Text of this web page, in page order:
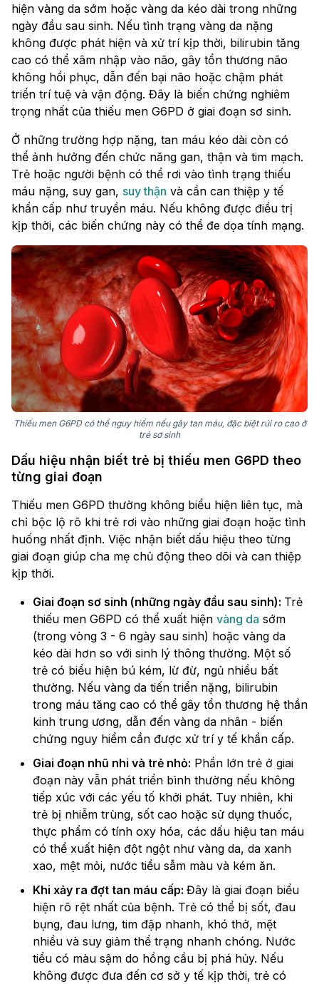
hiện vàng da sớm hoặc vàng da kéo dài trong những
ngày đầu sau sinh. Nếu tình trạng vàng da nặng
không được phát hiện và xử trí kịp thời, bilirubin tăng
cao có thể xâm nhập vào não, gây tổn thương não
không hồi phục, dẫn đến bại não hoặc chậm phát
triển trí tuệ và vận động. Đây là biến chứng nghiêm
trọng nhất của thiếu men G6PD ở giai đoạn sơ sinh.
Ở những trường hợp nặng, tan máu kéo dài còn có
thể ảnh hưởng đến chức năng gan, thận và tim mạch.
Trẻ hoặc người bệnh có thể rơi vào tình trạng thiếu
máu nặng, suy gan, suy thận và cần can thiệp y tế
khẩn cấp như truyền máu. Nếu không được điều trị
kịp thời, các biến chứng này có thể đe dọa tính mạng.
Thiếu men G6PD có thể nguy hiểm nếu gây tan máu, đặc biệt rủi ro cao ở
trẻ sơ sinh
Dấu hiệu nhận biết trẻ bị thiếu men G6PD theo
từng giai đoạn
Thiếu men G6PD thường không biểu hiện liên tục, mà
chỉ bộc lộ rõ khi trẻ rơi vào những giai đoạn hoặc tình
huống nhất định. Việc nhận biết dấu hiệu theo từng
giai đoạn giúp cha mẹ chủ động theo dõi và can thiệp
kịp thời.
Giai đoạn sơ sinh (những ngày đầu sau sinh): Trẻ
thiếu men G6PD có thể xuất hiện vàng da sớm
(trong vòng 3 - 6 ngày sau sinh) hoặc vàng da
kéo dài hơn so với sinh lý thông thường. Một số
trẻ có biểu hiện bú kém, lừ đừ, ngủ nhiều bất
thường. Nếu vàng da tiến triển nặng, bilirubin
trong máu tăng cao có thể gây tổn thương hệ thần
kinh trung ương, dẫn đến vàng da nhân - biến
chứng nguy hiểm cần được xử trí y tế khẩn cấp.
Giai đoạn nhũ nhi và trẻ nhỏ: Phần lớn trẻ ở giai
đoạn này vẫn phát triển bình thường nếu không
tiếp xúc với các yếu tố khởi phát. Tuy nhiên, khi
trẻ bị nhiễm trùng, sốt cao hoặc sử dụng thuốc,
thực phẩm có tính oxy hóa, các dấu hiệu tan máu
có thể xuất hiện đột ngột như vàng da, da xanh
xao, mệt mỏi, nước tiểu sẫm màu và kém ăn.
Khi xảy ra đợt tan máu cấp: Đây là giai đoạn biểu
hiện rõ rệt nhất của bệnh. Trẻ có thể bị sốt, đau
bụng, đau lưng, tim đập nhanh, khó thở, mệt
nhiều và suy giảm thể trạng nhanh chóng. Nước
tiểu có màu sậm do hồng cầu bị phá hủy. Nếu
không được đưa đến cơ sở y tế kịp thời, trẻ có